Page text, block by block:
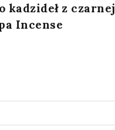
kadzideł z czarnej
Incense